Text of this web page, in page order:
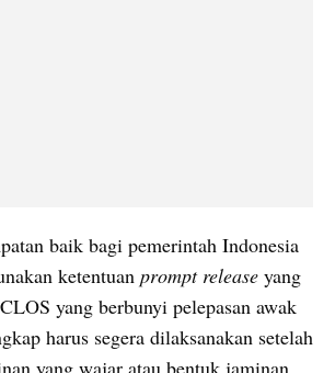
baik bagi pemerintah Indonesia
ketentuan prompt release yang
yang berbunyi pelepasan awak
harus segera dilaksanakan setelah